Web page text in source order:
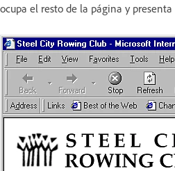
ocupa el resto de la página y